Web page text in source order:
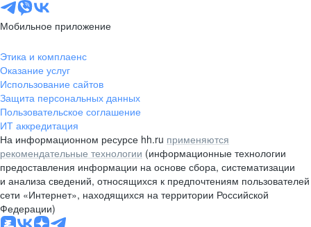
Мобильное приложение
Этика и комплаенс
Оказание услуг
Использование сайтов
Защита персональных данных
Пользовательское соглашение
ИТ аккредитация
На информационном ресурсе hh.ru применяются
рекомендательные технологии (информационные технологии
предоставления информации на основе сбора, систематизации
и анализа сведений, относящихся к предпочтениям пользователей
сети «Интернет», находящихся на территории Российской
Федерации)